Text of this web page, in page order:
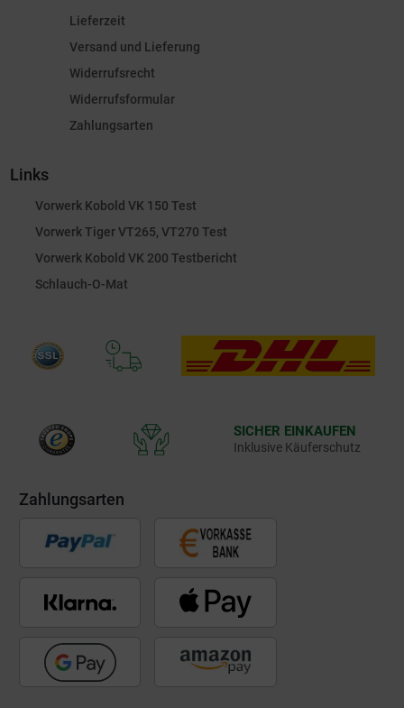
Lieferzeit
Versand und Lieferung
Widerrufsrecht
Widerrufsformular
Zahlungsarten
Links
Vorwerk Kobold VK 150 Test
Vorwerk Tiger VT265, VT270 Test
Vorwerk Kobold VK 200 Testbericht
Schlauch-O-Mat
SICHER EINKAUFEN
Inklusive Käuferschutz
Zahlungsarten